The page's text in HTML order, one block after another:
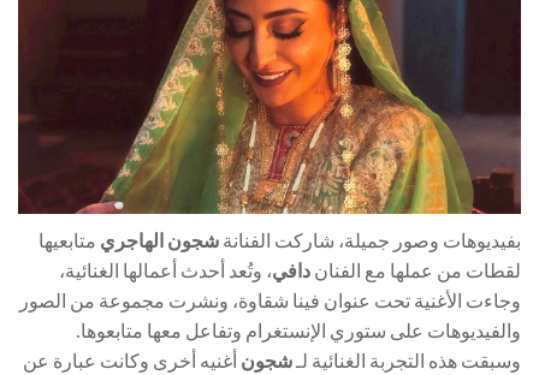
بفيديوهات وصور جميلة، شاركت الفنانة شجون الهاجري متابعيها
لقطات من عملها مع الفنان دافي، وتُعد أحدث أعمالها الغنائية،
وجاءت الأغنية تحت عنوان فينا شقاوة، ونشرت مجموعة من الصور
والفيديوهات على ستوري الإنستغرام وتفاعل معها متابعوها.
وسبقت هذه التجربة الغنائية لـشجون أغنيه أخرى وكانت عبارة عن